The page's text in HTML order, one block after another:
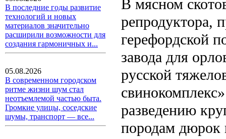
В последние годы развитие
технологий и новых
материалов значительно
расширили возможности для
создания гармоничных и...
05.08.2026
В современном городском
ритме жизни шум стал
неотъемлемой частью быта.
Громкие улицы, соседские
шумы, транспорт — все...
В мясном
репродуктора,
герефордской
завода для
русской
разведению
породам дюрок